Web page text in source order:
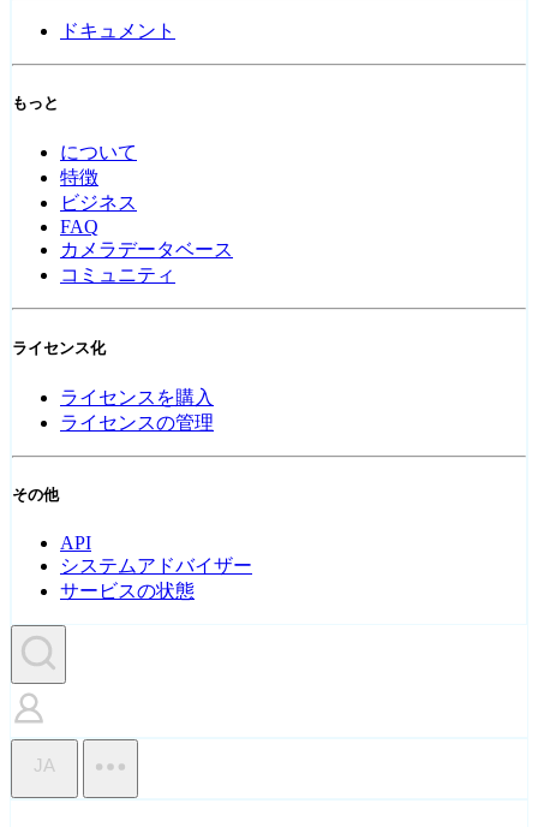
ドキュメント
もっと
について
特徴
ビジネス
FAQ
カメラデータベース
コミュニティ
ライセンス化
ライセンスを購入
ライセンスの管理
その他
API
システムアドバイザー
サービスの状態
JA